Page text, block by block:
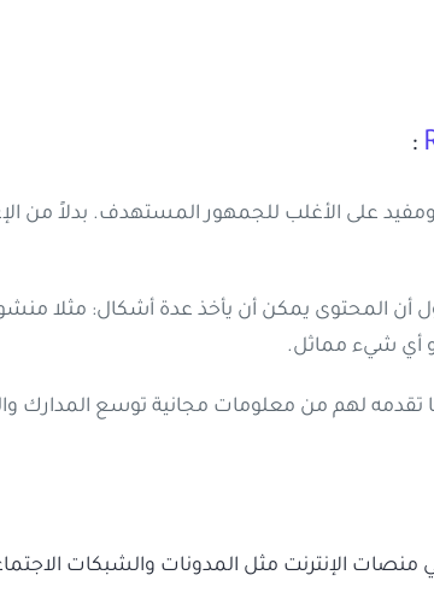
:
على الأغلب للجمهور المستهدف. بدلاً من
أن المحتوى يمكن أن يأخذ عدة أشكال: مثلا
أي شيء مماثل.
لهم من معلومات مجانية توسع المدارك
الإنترنت مثل المدونات والشبكات